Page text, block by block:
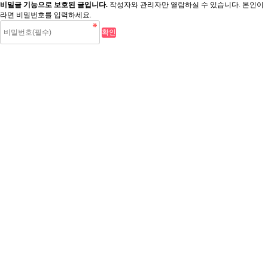
비밀글 기능으로 보호된 글입니다. 작성자와 관리자만 열람하실 수 있습니다. 본인이
라면 비밀번호를 입력하세요.